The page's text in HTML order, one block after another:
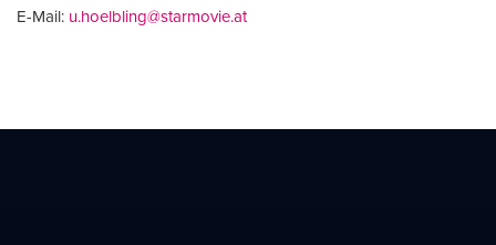
E-Mail: u.hoelbling@starmovie.at